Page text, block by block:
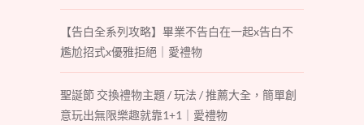
【告白全系列攻略】畢業不告白在一起x告白不
尷尬招式x優雅拒絕｜愛禮物
聖誕節 交換禮物主題 / 玩法 / 推薦大全，簡單創
意玩出無限樂趣就靠1+1｜愛禮物